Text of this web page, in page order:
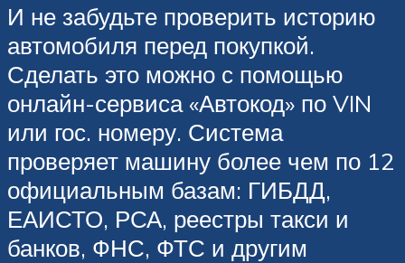
И не забудьте проверить историю
автомобиля перед покупкой.
Сделать это можно с помощью
онлайн-сервиса «Автокод» по VIN
или гос. номеру. Система
проверяет машину более чем по 12
официальным базам: ГИБДД,
ЕАИСТО, РСА, реестры такси и
банков, ФНС, ФТС и другим